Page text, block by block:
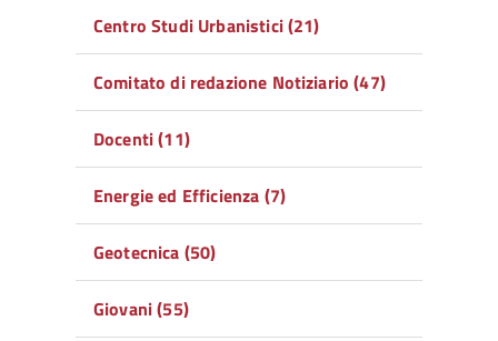
Centro Studi Urbanistici (21)
Comitato di redazione Notiziario (47)
Docenti (11)
Energie ed Efficienza (7)
Geotecnica (50)
Giovani (55)